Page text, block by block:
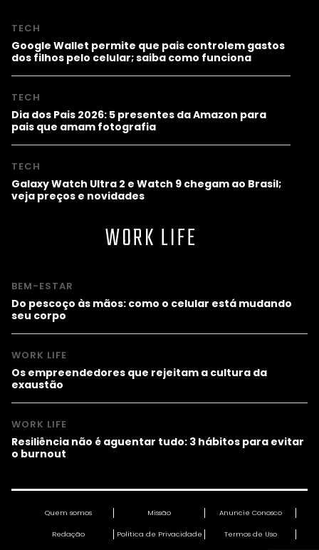
TECH
Google Wallet permite que pais controlem gastos
dos filhos pelo celular; saiba como funciona
TECH
Dia dos Pais 2026: 5 presentes da Amazon para
pais que amam fotografia
TECH
Galaxy Watch Ultra 2 e Watch 9 chegam ao Brasil;
veja preços e novidades
WORK LIFE
BEM-ESTAR
Do pescoço às mãos: como o celular está mudando
seu corpo
WORK LIFE
Os empreendedores que rejeitam a cultura da
exaustão
WORK LIFE
Resiliência não é aguentar tudo: 3 hábitos para evitar
o burnout
Quem somos Missão Anuncie Conosco
Redação Política de Privacidade Termos de Uso